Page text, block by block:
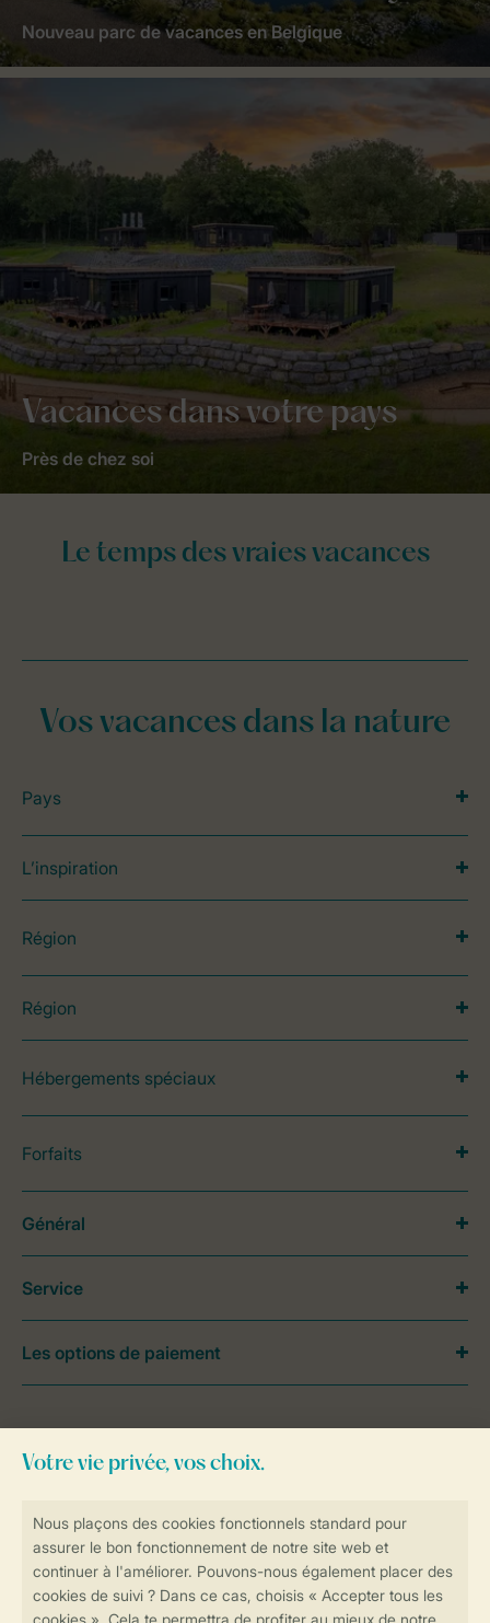
Nouveau parc de vacances en Belgique
Vacances dans votre pays
Près de chez soi
Vos vacances dans la nature
Pays
L’inspiration
Région
Région
Hébergements spéciaux
Forfaits
contactez notreContact Center.
Général
Service
Les options de paiement